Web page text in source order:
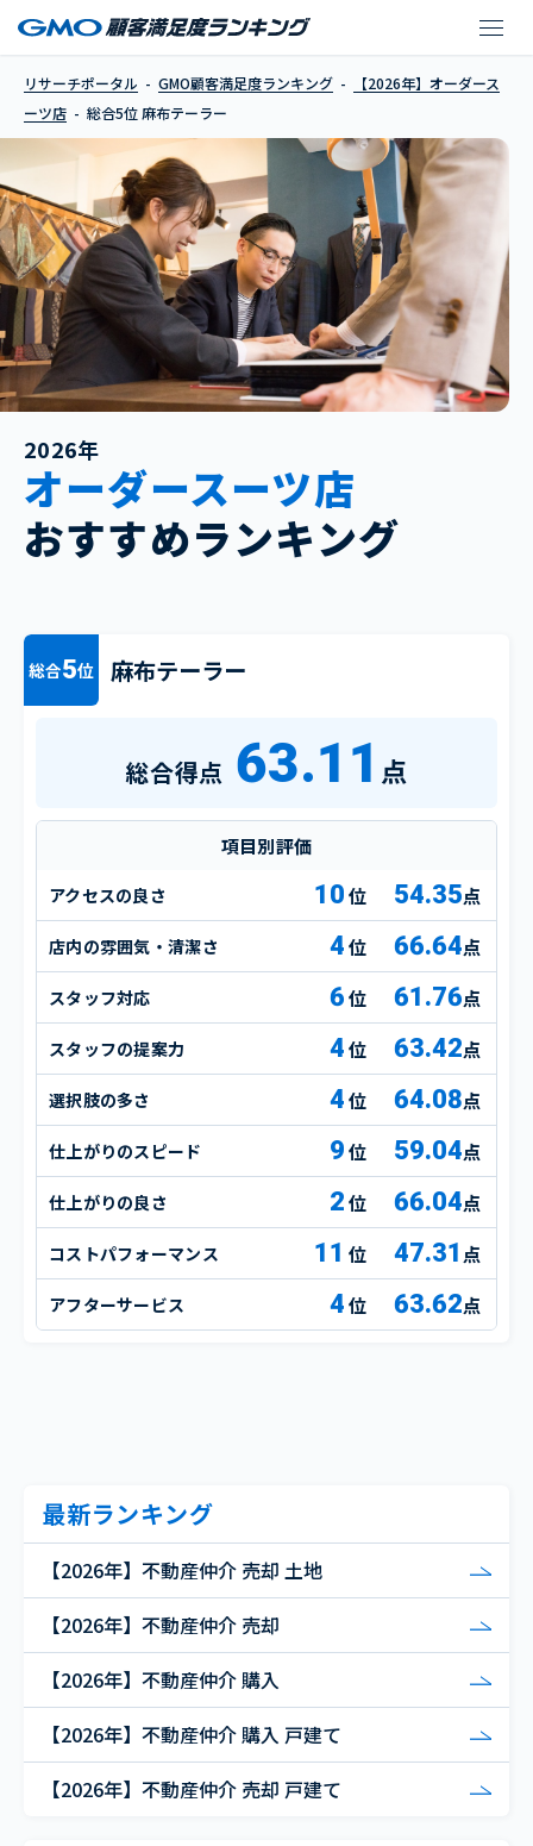
リサーチポータル GMO顧客満足度ランキング
【2026年】オーダース
ーツ店
総合5位 麻布テーラー
2026年
オーダースーツ店
おすすめランキング
総合5位 麻布テーラー
総合得点 63.11 点
項目別評価
アクセスの良さ 10 54.35点
店内の雰囲気・清潔さ 4 66.64点
スタッフ対応 6 61.76点
スタッフの提案力 4 63.42点
選択肢の多さ 4 64.08点
仕上がりのスピード 9 59.04点
仕上がりの良さ 2 66.04点
コストパフォーマンス 11 47.31 点
アフターサービス 4 63.62点
最新ランキング
【2026年】不動産仲介 売却 土地
【2026年】不動産仲介 売却
【2026年】不動産仲介 購入
【2026年】不動産仲介 購入 戸建て
【2026年】不動産仲介 売却 戸建て